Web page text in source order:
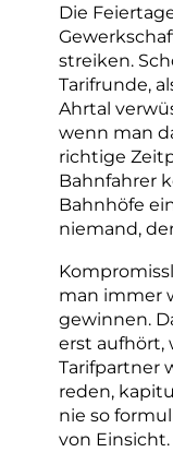
Die
streiken.
Tarifrunde,
Ahrtal
wenn man
richtige
Bahnfahrer
Bahnhöfe
niemand,
man immer
gewinnen.
erst aufhört,
Tarifpartner
reden,
nie so
von Einsicht.